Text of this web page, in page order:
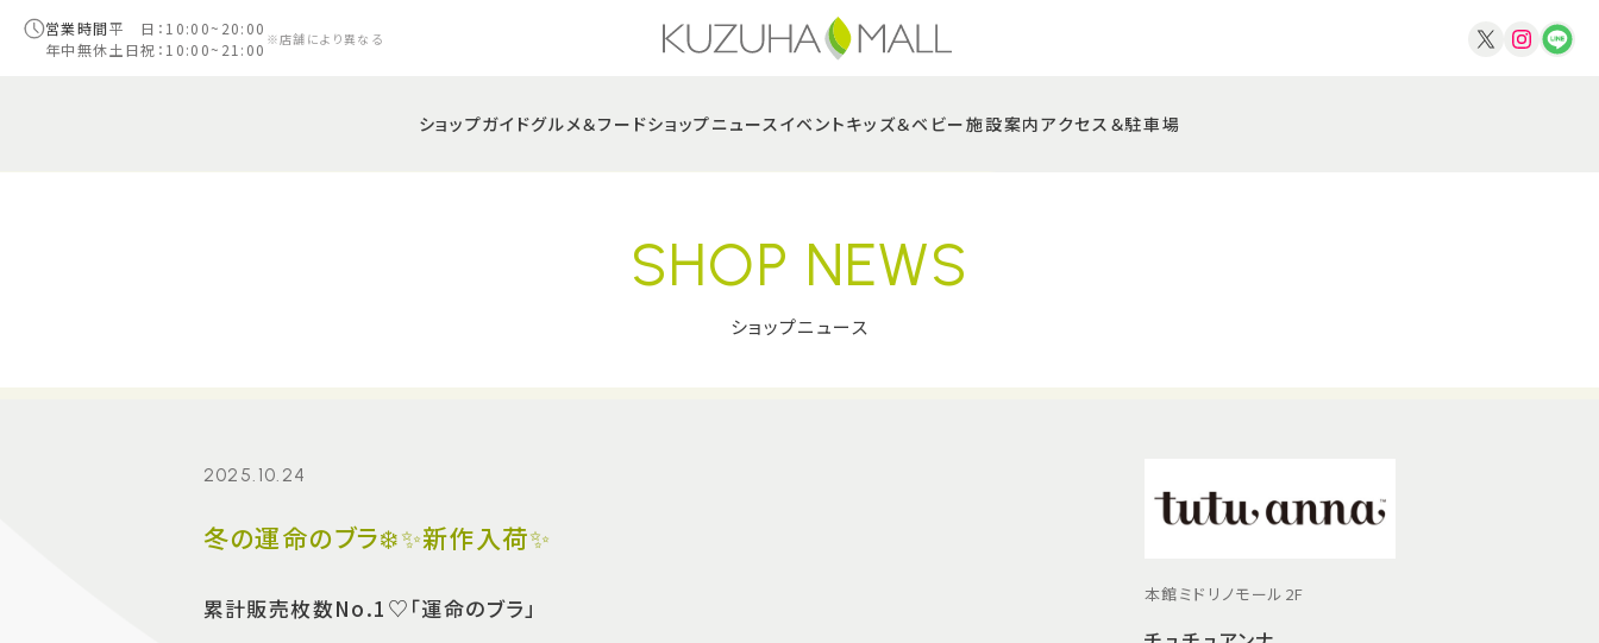
営業時間平 日：10:00~20:00
年中無休土日祝：10:00~21:00 ※店舗により異なる
ショップガイドグルメ＆フードショップニュース イベントキッズ＆ベビー施設案内アクセス＆駐車場
SHOP NEWS
ショップニュース
本館ミドリノモール2F
2025.10.24
冬の運命のブラ❄️✨新作入荷✨
累計販売枚数No.1♡「運命のブラ」